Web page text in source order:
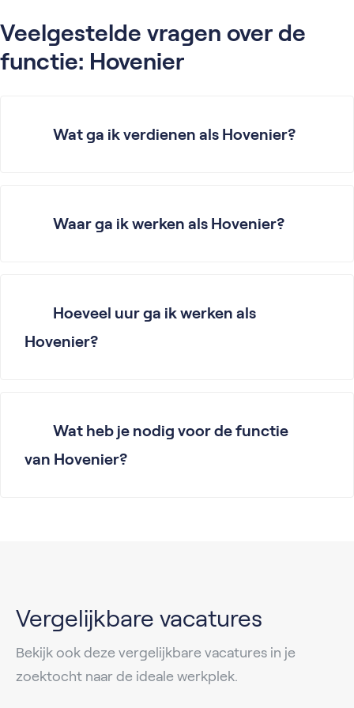
Veelgestelde vragen over de
functie: Hovenier
Wat ga ik verdienen als Hovenier?
Waar ga ik werken als Hovenier?
Hoeveel uur ga ik werken als
Hovenier?
Wat heb je nodig voor de functie
van Hovenier?
Vergelijkbare vacatures
Bekijk ook deze vergelijkbare vacatures in je
zoektocht naar de ideale werkplek.